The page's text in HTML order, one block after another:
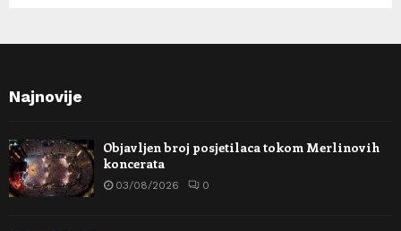
Najnovije
Objavljen broj posjetilaca tokom Merlinovih
koncerata
03/08/2026 0